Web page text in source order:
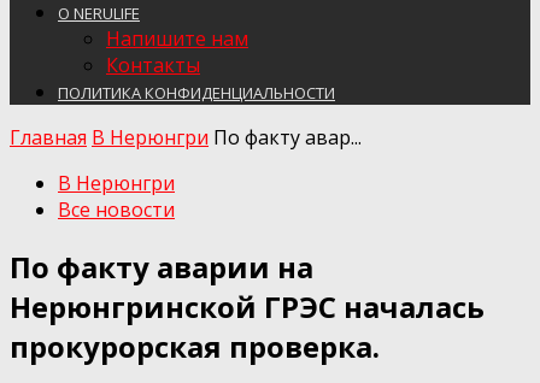
О NERULIFE
Напишите нам
Контакты
ПОЛИТИКА КОНФИДЕНЦИАЛЬНОСТИ
Главная В Нерюнгри По факту авар...
В Нерюнгри
Все новости
По факту аварии на
Нерюнгринской ГРЭС началась
прокурорская проверка.